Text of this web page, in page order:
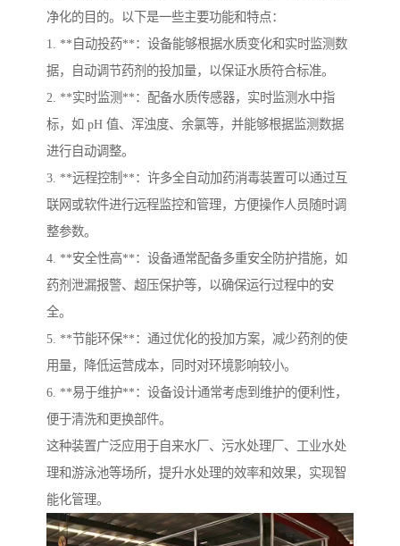
净化的目的。以下是一些主要功能和特点：
1. **自动投药**：设备能够根据水质变化和实时监测数
据，自动调节药剂的投加量，以保证水质符合标准。
2. **实时监测**：配备水质传感器，实时监测水中指
标，如 pH 值、浑浊度、余氯等，并能够根据监测数据
进行自动调整。
3. **远程控制**：许多全自动加药消毒装置可以通过互
联网或软件进行远程监控和管理，方便操作人员随时调
整参数。
4. **安全性高**：设备通常配备多重安全防护措施，如
药剂泄漏报警、超压保护等，以确保运行过程中的安
全。
5. **节能环保**：通过优化的投加方案，减少药剂的使
用量，降低运营成本，同时对环境影响较小。
6. **易于维护**：设备设计通常考虑到维护的便利性，
便于清洗和更换部件。
这种装置广泛应用于自来水厂、污水处理厂、工业水处
理和游泳池等场所，提升水处理的效率和效果，实现智
能化管理。